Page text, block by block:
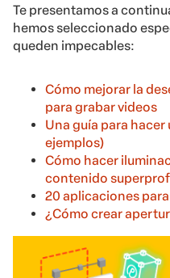
Te presentamos a
hemos seleccionado
queden impecables:
Cómo mejorar la
para grabar videos
Una guía para
ejemplos)
Cómo hacer
contenido
20 aplicaciones
¿Cómo crear